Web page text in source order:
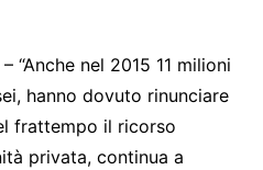
“Anche nel 2015 11 milioni
hanno dovuto rinunciare
frattempo il ricorso
privata, continua a